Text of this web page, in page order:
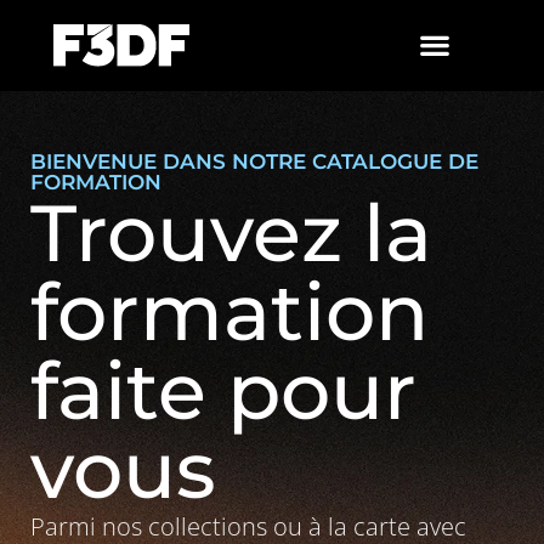
BIENVENUE DANS NOTRE CATALOGUE DE
FORMATION
Trouvez la
formation
faite pour
vous
Parmi nos collections ou à la carte avec